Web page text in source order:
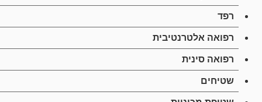
רפד
רפואה אלטרנטיבית
רפואה סינית
שטיחים